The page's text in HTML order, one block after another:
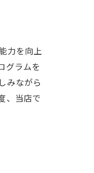
力を向上
グラムを
みながら
、当店で